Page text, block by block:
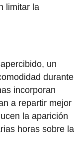
limitar la
un
durante
incorporan
a repartir mejor
la aparición
horas sobre la